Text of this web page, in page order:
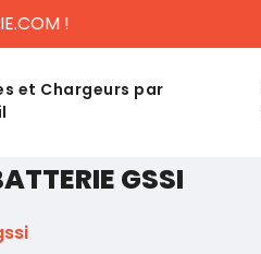
!
et Chargeurs par
GSSI